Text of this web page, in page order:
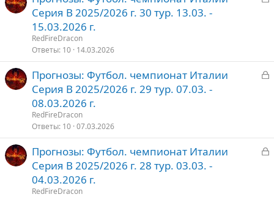
т
о
Серия В 2025/2026 г. 30 тур. 13.03. -
15.03.2026 г.
RedFireDracon
Ответы 10 14.03.2026
З
т
о
Прогнозы: Футбол. чемпионат Италии
Серия В 2025/2026 г. 29 тур. 07.03. -
08.03.2026 г.
RedFireDracon
Ответы 10 07.03.2026
З
Прогнозы: Футбол. чемпионат Италии
Серия В 2025/2026 г. 28 тур. 03.03. -
04.03.2026 г.
RedFireDracon